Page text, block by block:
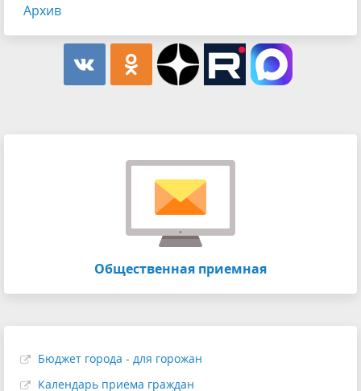
Архив
Общественная приемная
Бюджет города - для горожан
Календарь приема граждан